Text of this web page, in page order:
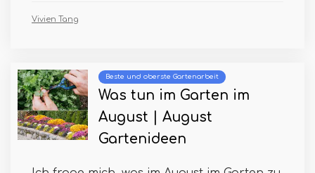
Vivien Tang
Beste und oberste Gartenarbeit
Was tun im Garten im
August | August
Gartenideen